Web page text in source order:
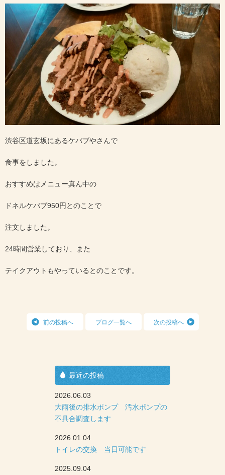
渋谷区道玄坂にあるケバブやさんで
食事をしました。
おすすめはメニュー真ん中の
ドネルケバブ950円とのことで
注文しました。
24時間営業しており、また
テイクアウトもやっているとのことです。
前の投稿へ ブログ一覧へ 次の投稿へ
最近の投稿
2026.06.03
大雨後の排水ポンプ 汚水ポンプの
不具合調査します
2026.01.04
トイレの交換 当日可能です
2025.09.04